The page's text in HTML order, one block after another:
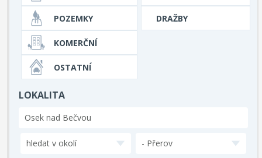
DRAŽBY
POZEMKY
KOMERČNÍ
OSTATNÍ
LOKALITA
hledat v okolí - Přerov